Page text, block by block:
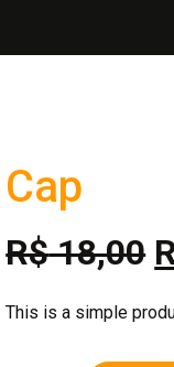
Cap
R$18,00
This is a simple